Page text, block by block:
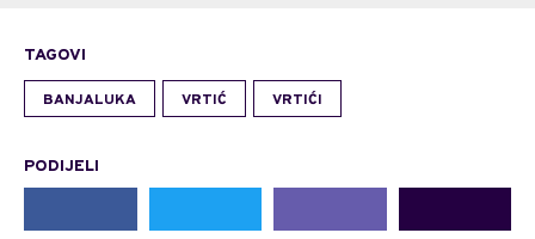
TAGOVI
BANJALUKA VRTIĆ VRTIĆI
PODIJELI